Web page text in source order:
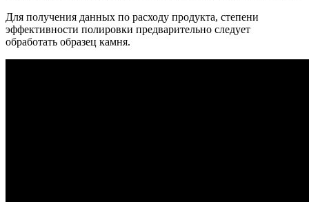
Для получения данных по расходу продукта, степени
эффективности полировки предварительно следует
обработать образец камня.